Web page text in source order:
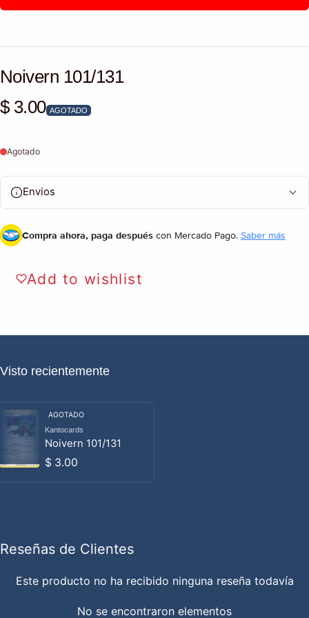
Noivern 101/131
Precio habitual
$ 3.00 AGOTADO
Agotado
Envios
Compra ahora, paga después con Mercado Pago. Saber más
Add to wishlist
Visto recientemente
AGOTADO
Proveedor:
Kantocards
Noivern 101/131
Precio habitual
$ 3.00
Reseñas de Clientes
Este producto no ha recibido ninguna reseña todavía
No se encontraron elementos